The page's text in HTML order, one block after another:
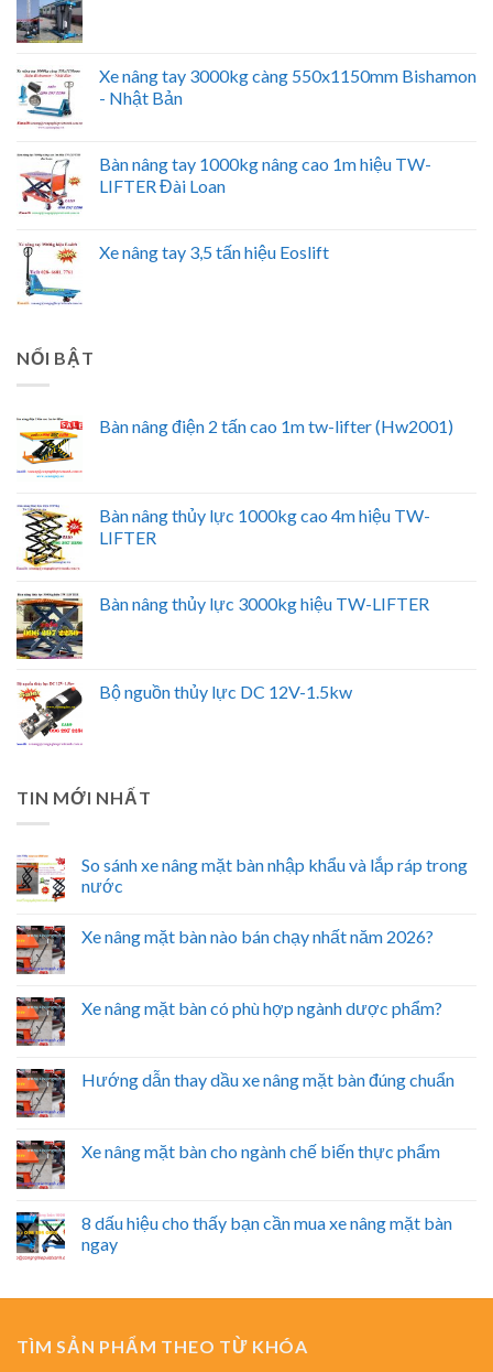
Xe nâng tay 3000kg càng 550x1150mm Bishamon
- Nhật Bản
Bàn nâng tay 1000kg nâng cao 1m hiệu TW-
LIFTER Đài Loan
Xe nâng tay 3,5 tấn hiệu Eoslift
NỔI BẬT
Bàn nâng điện 2 tấn cao 1m tw-lifter (Hw2001)
Bàn nâng thủy lực 1000kg cao 4m hiệu TW-
LIFTER
Bàn nâng thủy lực 3000kg hiệu TW-LIFTER
Bộ nguồn thủy lực DC 12V-1.5kw
TIN MỚI NHẤT
So sánh xe nâng mặt bàn nhập khẩu và lắp ráp trong
nước
Xe nâng mặt bàn nào bán chạy nhất năm 2026?
Xe nâng mặt bàn có phù hợp ngành dược phẩm?
Hướng dẫn thay dầu xe nâng mặt bàn đúng chuẩn
Xe nâng mặt bàn cho ngành chế biến thực phẩm
8 dấu hiệu cho thấy bạn cần mua xe nâng mặt bàn
ngay
TÌM SẢN PHẨM THEO TỪ KHÓA